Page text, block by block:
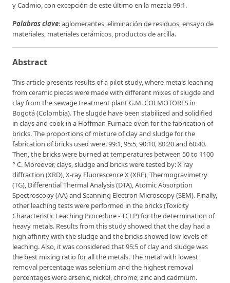
y Cadmio, con excepción de este último en la mezcla 99:1.
Palabras clave: aglomerantes, eliminación de residuos, ensayo de
materiales, materiales cerámicos, productos de arcilla.
Abstract
This article presents results of a pilot study, where metals leaching
from ceramic pieces were made with different mixes of slugde and
clay from the sewage treatment plant G.M. COLMOTORES in
Bogotá (Colombia). The slugde have been stabilized and solidified
in clays and cook in a Hoffman Furnace oven for the fabrication of
bricks. The proportions of mixture of clay and sludge for the
fabrication of bricks used were: 99:1, 95:5, 90:10, 80:20 and 60:40.
Then, the bricks were burned at temperatures between 50 to 1100
° C. Moreover, clays, sludge and bricks were tested by: X ray
diffraction (XRD), X-ray Fluorescence X (XRF), Thermogravimetry
(TG), Differential Thermal Analysis (DTA), Atomic Absorption
Spectroscopy (AA) and Scanning Electron Microscopy (SEM). Finally,
other leaching tests were performed in the bricks (Toxicity
Characteristic Leaching Procedure - TCLP) for the determination of
heavy metals. Results from this study showed that the clay had a
high affinity with the sludge and the bricks showed low levels of
leaching. Also, it was considered that 95:5 of clay and sludge was
the best mixing ratio for all the metals. The metal with lowest
removal percentage was selenium and the highest removal
percentages were arsenic, nickel, chrome, zinc and cadmium.